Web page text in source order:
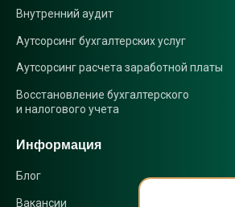
Информация
Вакансии
Блог
Внутренний аудит
Аутсорсинг бухгалтерских услуг
Аутсорсинг расчета заработной платы
Восстановление бухгалтерского
и налогового учета